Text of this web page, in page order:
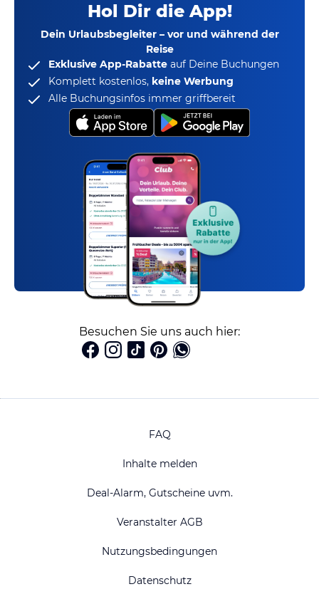
Hol Dir die App!
Dein Urlaubsbegleiter – vor und während der
Reise
Exklusive App-Rabatte auf Deine Buchungen
Komplett kostenlos, keine Werbung
Alle Buchungsinfos immer griffbereit
Besuchen Sie uns auch hier:
FAQ
Inhalte melden
Deal-Alarm, Gutscheine uvm.
Veranstalter AGB
Nutzungsbedingungen
Datenschutz